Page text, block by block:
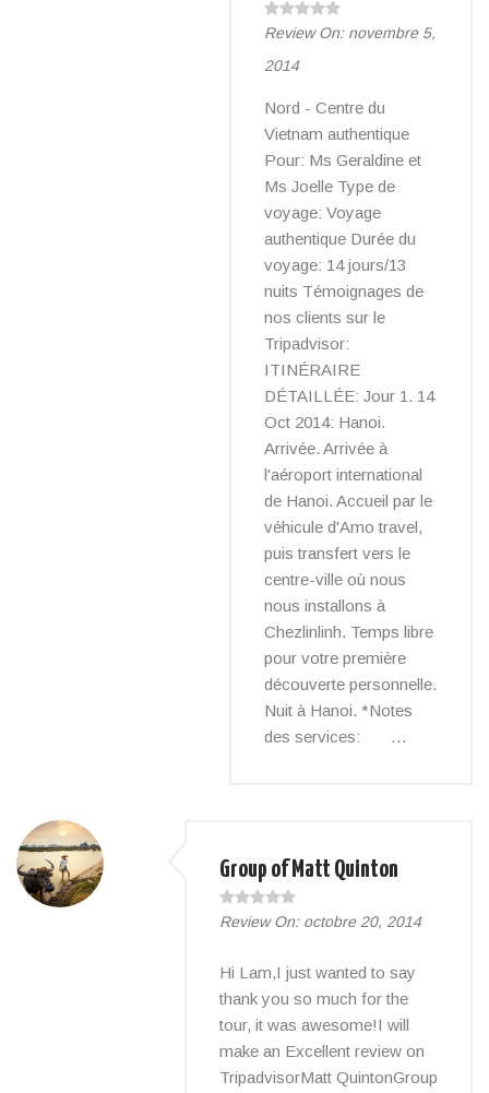
Review On: novembre 5,
2014
Nord - Centre du
Vietnam authentique
Pour: Ms Geraldine et
Ms Joelle Type de
voyage: Voyage
authentique Durée du
voyage: 14 jours/13
nuits Témoignages de
nos clients sur le
Tripadvisor:
ITINÉRAIRE
DÉTAILLÉE: Jour 1. 14
Oct 2014: Hanoi.
Arrivée. Arrivée à
l'aéroport international
de Hanoi. Accueil par le
véhicule d'Amo travel,
puis transfert vers le
centre-ville où nous
nous installons à
Chezlinlinh. Temps libre
pour votre première
découverte personnelle.
Nuit à Hanoi. *Notes
des services: …
Group of Matt Quinton
Review On: octobre 20, 2014
Hi Lam,I just wanted to say
thank you so much for the
tour, it was awesome!I will
make an Excellent review on
TripadvisorMatt QuintonGroup